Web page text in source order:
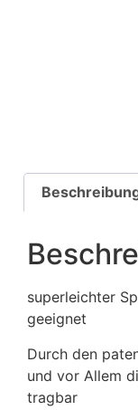
superleichter
geeignet
Durch den
und vor Allem
tragbar